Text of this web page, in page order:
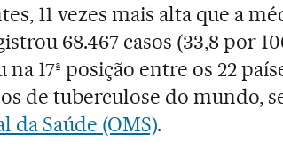
11 vezes mais alta que a
68.467 casos (33,8 por
na 17ª posição entre os 22
de tuberculose do mundo,
da Saúde (OMS).